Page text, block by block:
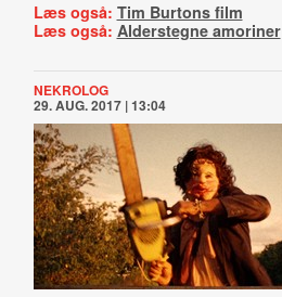
Læs også: Tim Burtons film
Læs også: Alderstegne amoriner
NEKROLOG
29. AUG. 2017 | 13:04